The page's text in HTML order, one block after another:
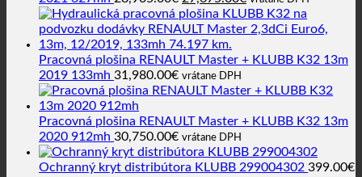
cena
bola:
28,905.00€.
cena
je:
Pracovná plošina RENAULT Master + KLUBB K32 13m
2019 133mh 31,980.00€ vrátane DPH
Pracovná plošina RENAULT Master + KLUBB K32 13m
2020 912mh 30,750.00€ vrátane DPH
Ochranný kryt distribútora KLUBB 299004302 399.00€